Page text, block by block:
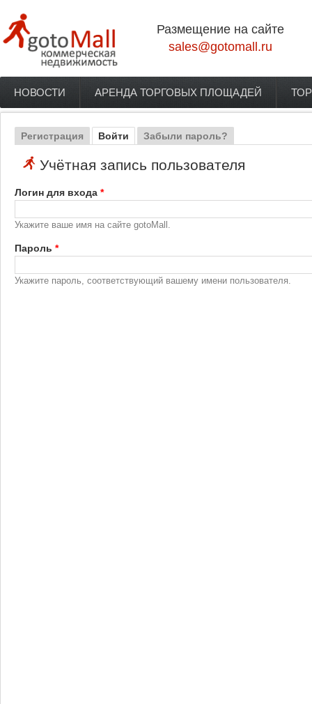
Размещение на сайте
sales@gotomall.ru
Главное меню
НОВОСТИ АРЕНДА ТОРГОВЫХ ПЛОЩАДЕЙ
Главные вкладки
Регистрация Войти (активная вкладка)
Забыли пароль?
Учётная запись пользователя
Логин для входа *
Укажите ваше имя на сайте gotoMall.
Пароль *
Укажите пароль, соответствующий вашему имени пользователя.